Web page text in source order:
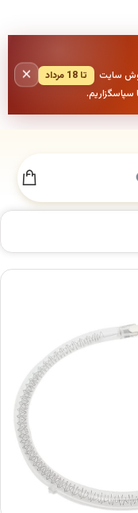
سایت
تا 18 مرداد
×